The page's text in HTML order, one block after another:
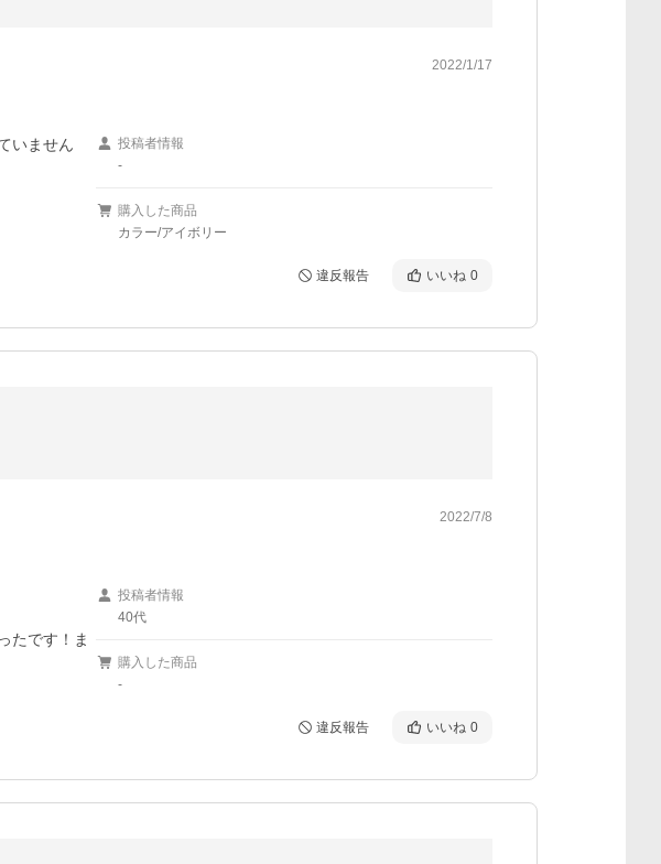
2022/1/17
いません
投稿者情報
-
購入した商品
カラー/アイボリー
違反報告 いいね 0
2022/7/8
たです！ま
投稿者情報
40代
購入した商品
-
違反報告 いいね 0